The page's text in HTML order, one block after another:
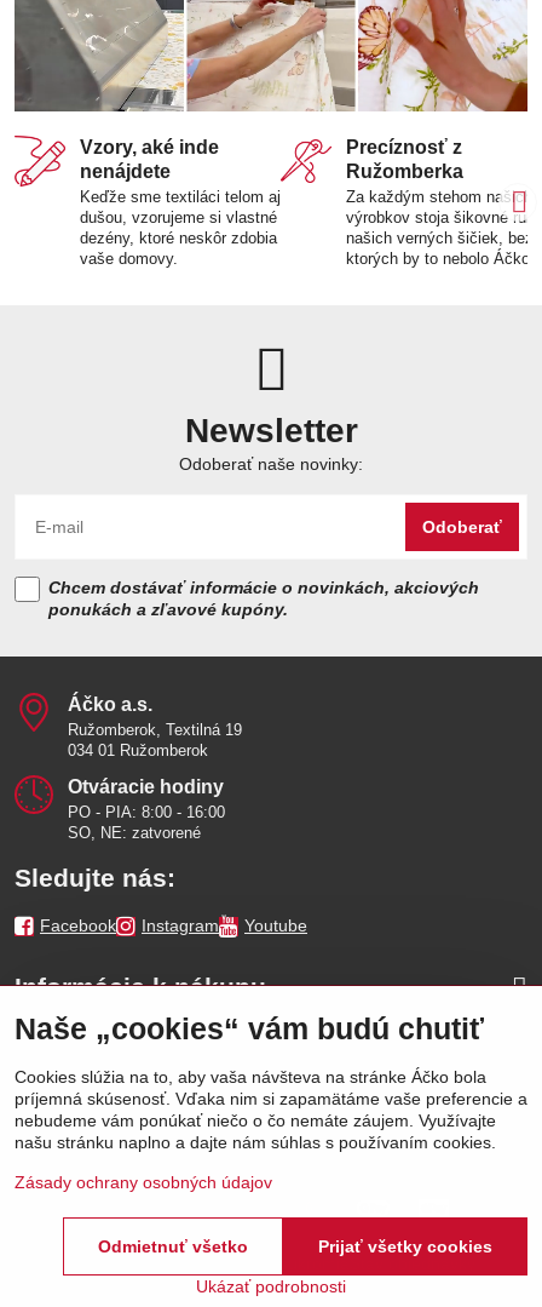
Vzory, aké inde
nenájdete
Keďže sme textiláci telom aj
dušou, vzorujeme si vlastné
dezény, ktoré neskôr zdobia
vaše domovy.
Precíznosť z
Ružomberka
Za každým stehom našich
výrobkov stoja šikovné ruky
našich verných šičiek, bez
ktorých by to nebolo Áčko.
Newsletter
Odoberať naše novinky:
Odoberať
Chcem dostávať informácie o novinkách, akciových
ponukách a zľavové kupóny.
Áčko a​.s​.
Ružomberok, Textilná 19
034 01 Ružomberok
Otváracie hodiny
PO - PIA: 8:00 - 16:00
SO, NE: zatvorené
Sledujte nás:
Facebook Instagram Youtube
Informácie k nákupu
Naše značky
Výhody
Vytvorené pomocou:BiznisWeb.sk
Naše „cookies“ vám budú chutiť
Cookies slúžia na to, aby vaša návšteva na stránke Áčko bola
príjemná skúsenosť. Vďaka nim si zapamätáme vaše preferencie a
nebudeme vám ponúkať niečo o čo nemáte záujem. Využívajte
našu stránku naplno a dajte nám súhlas s používaním cookies.
Zásady ochrany osobných údajov
Ukázať podrobnosti
Prijať všetky cookies
Odmietnuť všetko